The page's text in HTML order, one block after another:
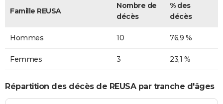
Famille REUSA
Nombre de
décès
% des
décès
Hommes 10 76,9 %
Femmes 3 23,1 %
Répartition des décès de REUSA par tranche d'âges